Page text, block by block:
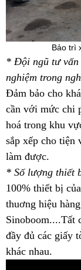
Bảo trì
* Đội ngũ tư vấn
nghiệm trong
Đảm bảo cho
cần với mức chi
hoá trong khu
sắp xếp cho tiện
làm được.
* Số lượng thiết
100% thiết bị
thuơng hiệu
Sinoboom....Tất
đầy đủ các giấy
khác nhau.